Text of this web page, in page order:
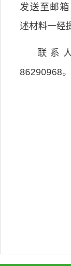
发送至邮箱
述材料一经
联系
86290968。